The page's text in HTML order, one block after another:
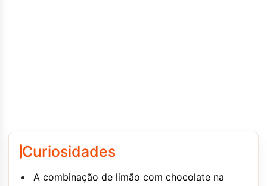
Curiosidades
A combinação de limão com chocolate na